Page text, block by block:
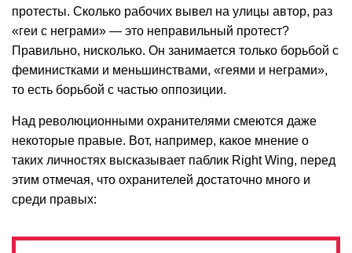
протесты. Сколько рабочих вывел на улицы автор, раз
«геи с неграми» — это неправильный протест?
Правильно, нисколько. Он занимается только борьбой с
феминистками и меньшинствами, «геями и неграми»,
то есть борьбой с частью оппозиции.
Над революционными охранителями смеются даже
некоторые правые. Вот, например, какое мнение о
таких личностях высказывает паблик Right Wing, перед
этим отмечая, что охранителей достаточно много и
среди правых: